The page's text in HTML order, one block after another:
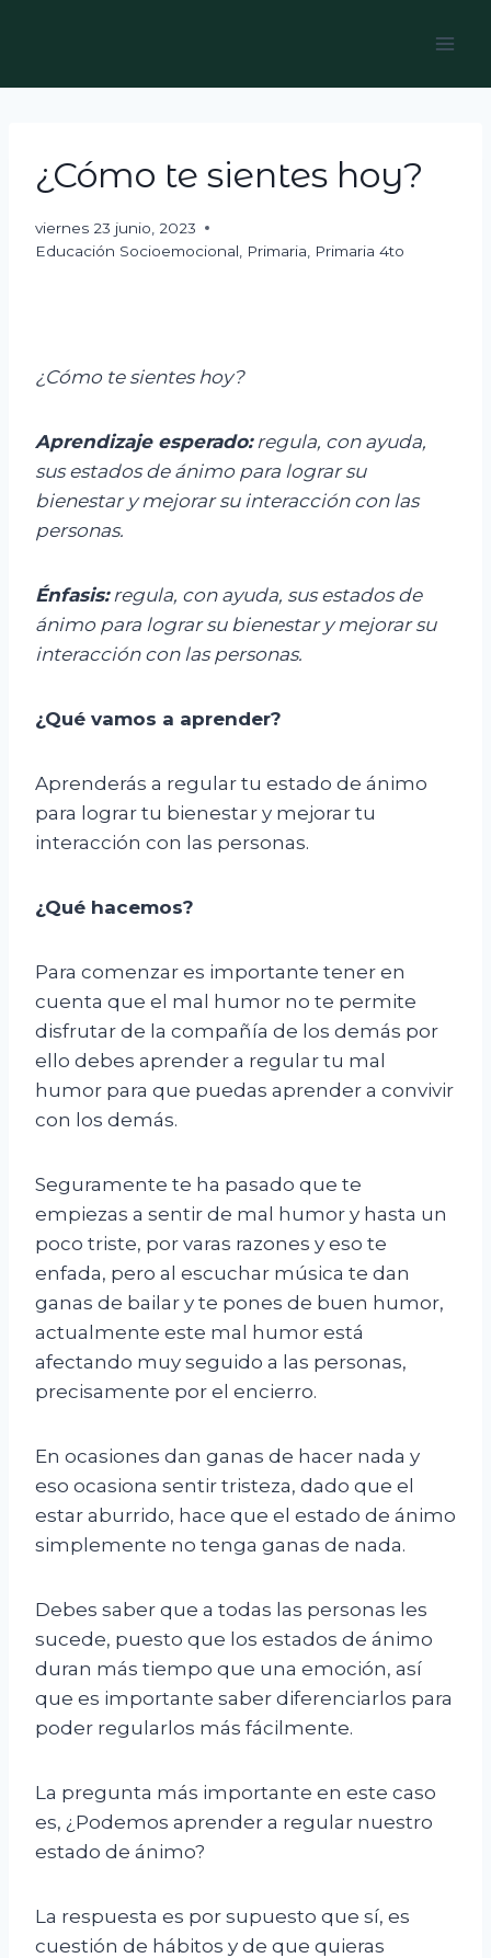
¿Cómo te sientes hoy?
viernes 23 junio, 2023
Educación Socioemocional
Primaria Primaria 4to
¿Cómo te sientes hoy?
Aprendizaje esperado: regula, con ayuda,
sus estados de ánimo para lograr su
bienestar y mejorar su interacción con las
personas.
Énfasis: regula, con ayuda, sus estados de
ánimo para lograr su bienestar y mejorar su
interacción con las personas.
¿Qué vamos a aprender?
Aprenderás a regular tu estado de ánimo
para lograr tu bienestar y mejorar tu
interacción con las personas.
¿Qué hacemos?
Para comenzar es importante tener en
cuenta que el mal humor no te permite
disfrutar de la compañía de los demás por
ello debes aprender a regular tu mal
humor para que puedas aprender a convivir
con los demás.
Seguramente te ha pasado que te
empiezas a sentir de mal humor y hasta un
poco triste, por varas razones y eso te
enfada, pero al escuchar música te dan
ganas de bailar y te pones de buen humor,
actualmente este mal humor está
afectando muy seguido a las personas,
precisamente por el encierro.
En ocasiones dan ganas de hacer nada y
eso ocasiona sentir tristeza, dado que el
estar aburrido, hace que el estado de ánimo
simplemente no tenga ganas de nada.
Debes saber que a todas las personas les
sucede, puesto que los estados de ánimo
duran más tiempo que una emoción, así
que es importante saber diferenciarlos para
poder regularlos más fácilmente.
La pregunta más importante en este caso
es, ¿Podemos aprender a regular nuestro
estado de ánimo?
La respuesta es por supuesto que sí, es
cuestión de hábitos y de que quieras